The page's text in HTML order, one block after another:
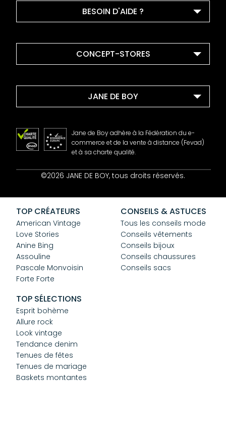
BESOIN D'AIDE ?
CONCEPT-STORES
JANE DE BOY
Contact
CGV
Confidentialité
Cookies
Jane de Boy adhère à la Fédération du e-
commerce et de la vente à distance (Fevad)
et à sa charte qualité.
©2026 JANE DE BOY, tous droits réservés.
TOP CRÉATEURS
American Vintage
Love Stories
Anine Bing
Assouline
Pascale Monvoisin
Forte Forte
CONSEILS & ASTUCES
Tous les conseils mode
Conseils vêtements
Conseils bijoux
Conseils chaussures
Conseils sacs
TOP SÉLECTIONS
Esprit bohème
Allure rock
Look vintage
Tendance denim
Tenues de fêtes
Tenues de mariage
Baskets montantes